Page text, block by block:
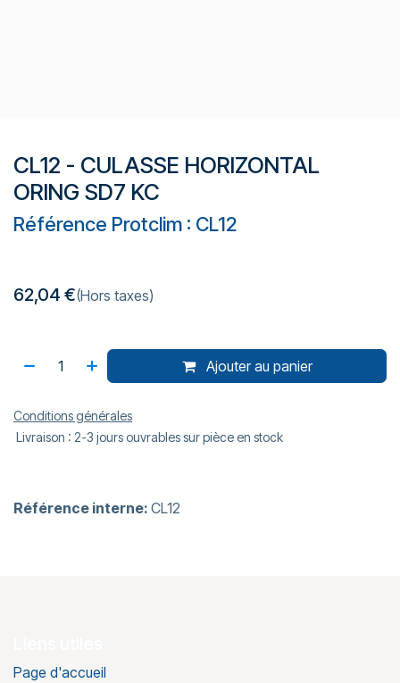
CL12 - CULASSE HORIZONTAL
ORING SD7 KC
Référence Protclim : CL12
62,04 €(Hors taxes)
Ajouter au panier
Conditions générales
Livraison : 2-3 jours ouvrables sur pièce en stock
Référence interne: CL12
Page d'accueil